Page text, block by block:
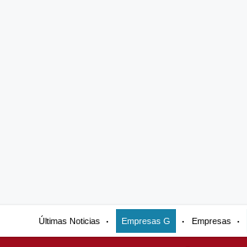
Últimas Noticias Empresas G Empresas